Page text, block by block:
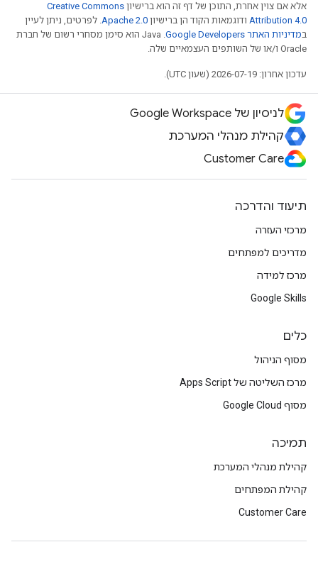
אלא אם צוין אחרת, התוכן של דף זה הוא ברישיון Creative Commons
Attribution 4.0 ודוגמאות הקוד הן ברישיון Apache 2.0. לפרטים, ניתן לעיין
במדיניות האתר Google Developers‏
.‏ Java הוא סימן מסחרי רשום של חברת
Oracle ו/או של השותפים העצמאיים שלה.
עדכון אחרון: 2026-07-19 (שעון UTC).
לניסיון של Google Workspace
קהילת מנהלי המערכת
Customer Care
תיעוד והדרכה
מרכזי העזרה
מדריכים למפתחים
מרכז למידה
Google Skills
כלים
מסוף הניהול
מרכז השליטה של Apps Script
מסוף Google Cloud
תמיכה
קהילת מנהלי המערכת
קהילת המפתחים
Customer Care